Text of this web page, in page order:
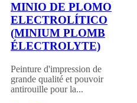
MINIO DE PLOMO
ELECTROLÍTICO
(MINIUM PLOMB
ÉLECTROLYTE)
Peinture d'impression de
grande qualité et pouvoir
antirouille pour la...